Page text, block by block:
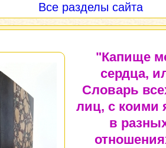
Все разделы сайта
"Капище
сердца,
Словарь
лиц, с коими
в